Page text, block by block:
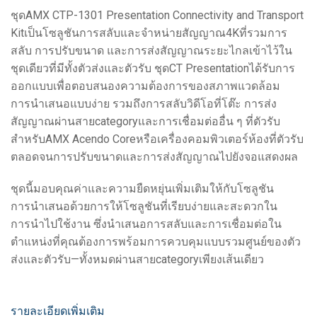
ชุดAMX CTP-1301 Presentation Connectivity and Transport
Kitเป็นโซลูชันการสลับและจำหน่ายสัญญาณ4Kที่รวมการ
สลับ การปรับขนาด และการส่งสัญญาณระยะไกลเข้าไว้ใน
ชุดเดียวที่มีทั้งตัวส่งและตัวรับ ชุดCT Presentationได้รับการ
ออกแบบเพื่อตอบสนองความต้องการของสภาพแวดล้อม
การนำเสนอแบบง่าย รวมถึงการสลับวิดีโอที่โต๊ะ การส่ง
สัญญาณผ่านสายcategoryและการเชื่อมต่ออื่น ๆ ที่ตัวรับ
สำหรับAMX Acendo Coreหรือเครื่องคอมพิวเตอร์ห้องที่ตัวรับ
ตลอดจนการปรับขนาดและการส่งสัญญาณไปยังจอแสดงผล
ชุดนี้มอบคุณค่าและความยืดหยุ่นเพิ่มเติมให้กับโซลูชัน
การนำเสนอด้วยการให้โซลูชันที่เรียบง่ายและสะดวกใน
การนำไปใช้งาน ซึ่งนำเสนอการสลับและการเชื่อมต่อใน
ตำแหน่งที่คุณต้องการพร้อมการควบคุมแบบรวมศูนย์ของตัว
ส่งและตัวรับ—ทั้งหมดผ่านสายcategoryเพียงเส้นเดียว
รายละเอียดเพิ่มเติม